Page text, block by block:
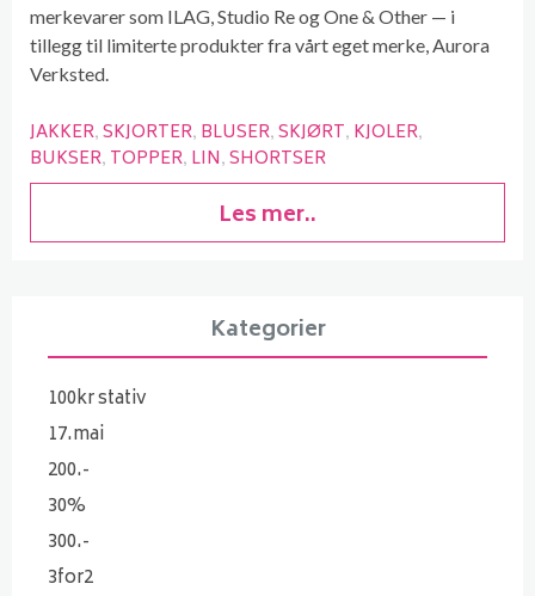
merkevarer som ILAG, Studio Re og One & Other — i
tillegg til limiterte produkter fra vårt eget merke, Aurora
Verksted.
JAKKER SKJORTER BLUSER SKJØRT KJOLER
BUKSER TOPPER LIN SHORTSER
Les mer..
Kategorier
100kr stativ
17.mai
200.-
30%
300.-
3for2